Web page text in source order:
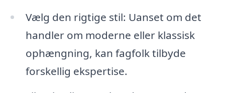
Vælg den rigtige stil: Uanset om det
handler om moderne eller klassisk
ophængning, kan fagfolk tilbyde
forskellig ekspertise.